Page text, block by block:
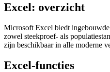
Excel: overzicht
Microsoft Excel biedt
zowel steekproef- als
zijn beschikbaar in alle moderne
Excel-functies